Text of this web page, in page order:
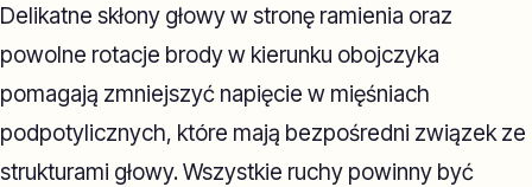
Delikatne skłony głowy w stronę ramienia oraz
powolne rotacje brody w kierunku obojczyka
pomagają zmniejszyć napięcie w mięśniach
podpotylicznych, które mają bezpośredni związek ze
strukturami głowy. Wszystkie ruchy powinny być